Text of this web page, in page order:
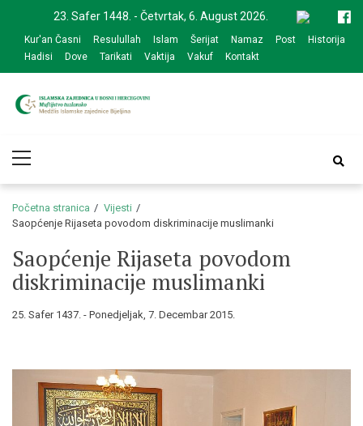
navigation
content
23. Safer 1448. - Četvrtak, 6. August 2026.
Kur'an Časni Resulullah Islam Šerijat Namaz Post
Historija
Hadisi
Dove Tarikati Vaktija Vakuf Kontakt
zajednice Bijeljina
Menu
Početna stranica
Vijesti
Saopćenje Rijaseta povodom diskriminacije muslimanki
Saopćenje Rijaseta povodom
diskriminacije muslimanki
25. Safer 1437. - Ponedjeljak, 7. Decembar 2015.